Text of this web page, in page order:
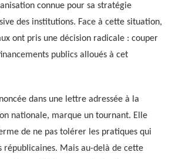
connue pour sa stratégie
des institutions. Face à cette situation,
ont pris une décision radicale : couper
publics alloués à cet
dans une lettre adressée à la
nationale, marque un tournant. Elle
de ne pas tolérer les pratiques qui
républicaines. Mais au-delà de cette